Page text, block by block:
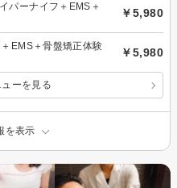
パーナイフ＋EMS＋
￥5,980
EMS＋骨盤矯正体験
￥5,980
ーを見る
を表示